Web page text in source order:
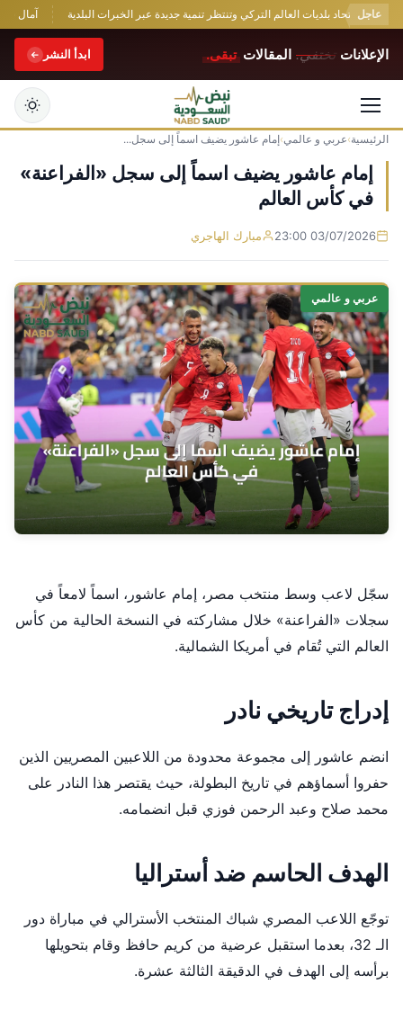
عاجل
لاتحاد بلديات العالم التركي وتنتظر تنمية جديدة عبر الخبرات البلدية آمال سكان
الإعلانات تختفي. المقالات تبقى. ابدأ النشر
التجاوز
إلى
المحتوى
الرئيسية›عربي و عالمي›إمام عاشور يضيف اسماً إلى سجل...
إمام عاشور يضيف اسماً إلى سجل «الفراعنة»
في كأس العالم
03/07/2026 23:00 مبارك الهاجري
عربي و عالمي
سجّل لاعب وسط منتخب مصر، إمام عاشور، اسماً لامعاً في
سجلات «الفراعنة» خلال مشاركته في النسخة الحالية من كأس
العالم التي تُقام في أمريكا الشمالية.
إدراج تاريخي نادر
انضم عاشور إلى مجموعة محدودة من اللاعبين المصريين الذين
حفروا أسماؤهم في تاريخ البطولة، حيث يقتصر هذا النادر على
محمد صلاح وعبد الرحمن فوزي قبل انضمامه.
الهدف الحاسم ضد أستراليا
توجّع اللاعب المصري شباك المنتخب الأسترالي في مباراة دور
الـ 32، بعدما استقبل عرضية من كريم حافظ وقام بتحويلها
برأسه إلى الهدف في الدقيقة الثالثة عشرة.